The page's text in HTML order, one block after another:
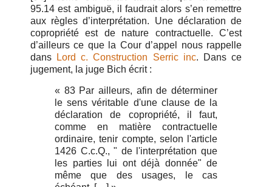
95.14 est ambiguë, il faudrait alors s’en remettre
aux règles d’interprétation. Une déclaration de
copropriété est de nature contractuelle. C’est
d’ailleurs ce que la Cour d’appel nous rappelle
dans
Lord c. Construction Serric inc. Dans ce
jugement, la juge Bich écrit :
« 83 Par ailleurs, afin de déterminer
le sens véritable d'une clause de la
déclaration de copropriété, il faut,
comme en matière contractuelle
ordinaire, tenir compte, selon l'article
1426 C.c.Q., " de l'interprétation que
les parties lui ont déjà donnée" de
même que des usages, le cas